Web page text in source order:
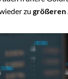
zu größeren